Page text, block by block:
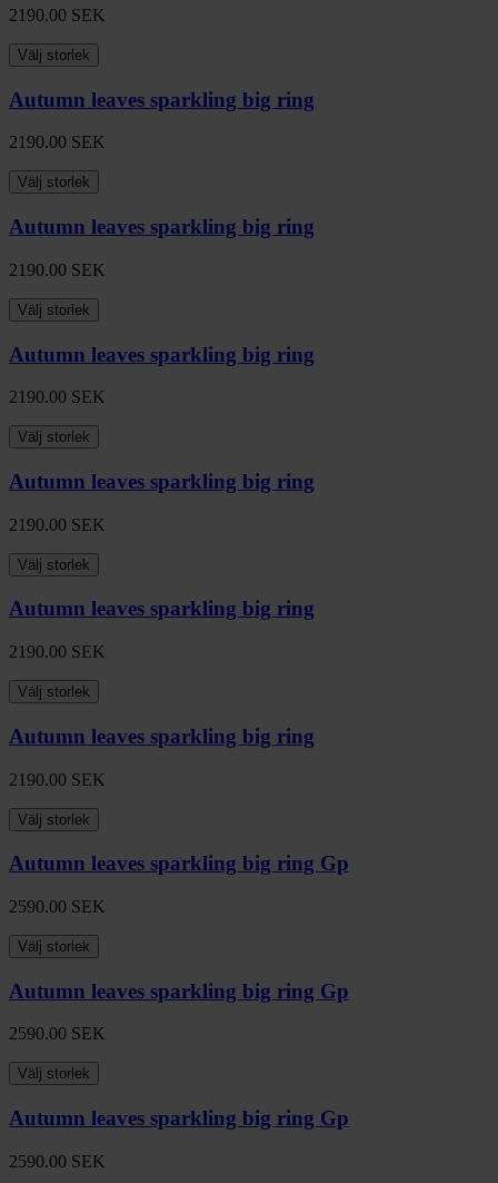
2190.00 SEK
Välj storlek
Autumn leaves sparkling big ring
2190.00 SEK
Välj storlek
Autumn leaves sparkling big ring
2190.00 SEK
Välj storlek
Autumn leaves sparkling big ring
2190.00 SEK
Välj storlek
Autumn leaves sparkling big ring
2190.00 SEK
Välj storlek
Autumn leaves sparkling big ring
2190.00 SEK
Välj storlek
Autumn leaves sparkling big ring
2190.00 SEK
Välj storlek
Autumn leaves sparkling big ring Gp
2590.00 SEK
Välj storlek
Autumn leaves sparkling big ring Gp
2590.00 SEK
Välj storlek
Autumn leaves sparkling big ring Gp
2590.00 SEK